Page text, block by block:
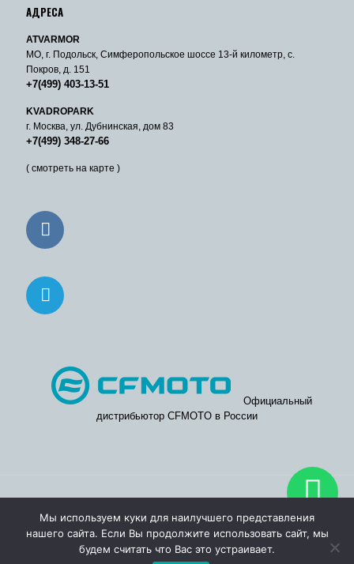
АДРЕСА
ATVARMOR
МО, г. Подольск, Симферопольское шоссе 13-й километр, с.
Покров, д. 151
+7(499) 403-13-51
KVADROPARK
г. Москва, ул. Дубнинская, дом 83
+7(499) 348-27-66
( смотреть на карте )
Официальный
дистрибьютор CFMOTO в России
и Московской области.
Мы используем куки для наилучшего представления
нашего сайта. Если Вы продолжите использовать сайт, мы
будем считать что Вас это устраивает.